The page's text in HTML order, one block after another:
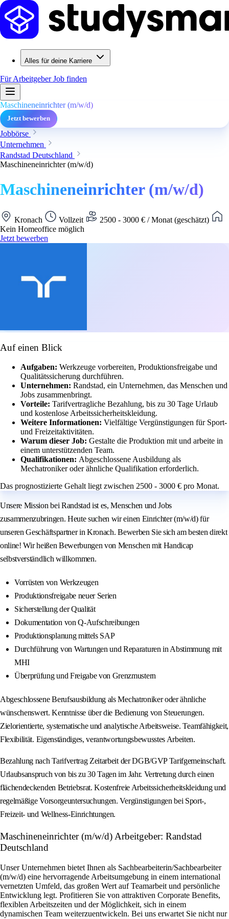
Alles für deine Karriere
Für ArbeitgeberJob finden
Maschineneinrichter (m/w/d)
Jetzt bewerben
Jobbörse
Unternehmen
Randstad Deutschland
Maschineneinrichter (m/w/d)
Maschineneinrichter (m/w/d)
Kronach Vollzeit
2500 - 3000 € / Monat (geschätzt)
Kein Homeoffice möglich
Jetzt bewerben
Auf einen Blick
Aufgaben: Werkzeuge vorbereiten, Produktionsfreigabe und
Qualitätssicherung durchführen.
Unternehmen: Randstad, ein Unternehmen, das Menschen und
Jobs zusammenbringt.
Vorteile: Tarifvertragliche Bezahlung, bis zu 30 Tage Urlaub
und kostenlose Arbeitssicherheitskleidung.
Weitere Informationen: Vielfältige Vergünstigungen für Sport-
und Freizeitaktivitäten.
Warum dieser Job: Gestalte die Produktion mit und arbeite in
einem unterstützenden Team.
Qualifikationen: Abgeschlossene Ausbildung als
Mechatroniker oder ähnliche Qualifikation erforderlich.
Das prognostizierte Gehalt liegt zwischen 2500 - 3000 € pro Monat.
Unsere Mission bei Randstad ist es, Menschen und Jobs
zusammenzubringen. Heute suchen wir einen Einrichter (m/w/d) für
unseren Geschäftspartner in Kronach. Bewerben Sie sich am besten direkt
online! Wir heißen Bewerbungen von Menschen mit Handicap
selbstverständlich willkommen.
Vorrüsten von Werkzeugen
Produktionsfreigabe neuer Serien
Sicherstellung der Qualität
Dokumentation von Q-Aufschreibungen
Produktionsplanung mittels SAP
Durchführung von Wartungen und Reparaturen in Abstimmung mit
MHI
Überprüfung und Freigabe von Grenzmustern
Abgeschlossene Berufsausbildung als Mechatroniker oder ähnliche
wünschenswert. Kenntnisse über die Bedienung von Steuerungen.
Zielorientierte, systematische und analytische Arbeitsweise. Teamfähigkeit,
Flexibilität. Eigenständiges, verantwortungsbewusstes Arbeiten.
Bezahlung nach Tarifvertrag Zeitarbeit der DGB/GVP Tarifgemeinschaft.
Urlaubsanspruch von bis zu 30 Tagen im Jahr. Vertretung durch einen
flächendeckenden Betriebsrat. Kostenfreie Arbeitssicherheitskleidung und
regelmäßige Vorsorgeuntersuchungen. Vergünstigungen bei Sport-,
Freizeit- und Wellness-Einrichtungen.
Maschineneinrichter (m/w/d) Arbeitgeber: Randstad
Deutschland
Unser Unternehmen bietet Ihnen als Sachbearbeiterin/Sachbearbeiter
(m/w/d) eine hervorragende Arbeitsumgebung in einem international
vernetzten Umfeld, das großen Wert auf Teamarbeit und persönliche
Entwicklung legt. Profitieren Sie von attraktiven Corporate Benefits,
flexiblen Arbeitszeiten und der Möglichkeit, sich in einem
dynamischen Team weiterzuentwickeln. Bei uns erwartet Sie nicht nur